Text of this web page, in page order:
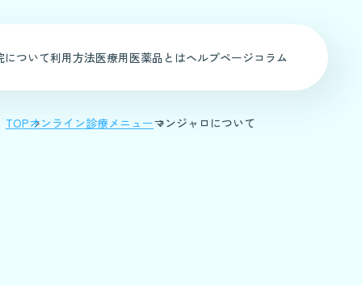
について利用方法医療用医薬品とはヘルプページコラム
TOPオンライン診療メニューマンジャロについて